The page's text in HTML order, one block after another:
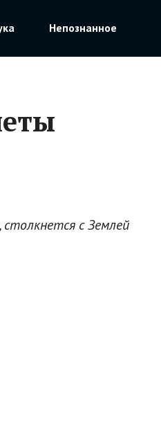
Непознанное
с Землей